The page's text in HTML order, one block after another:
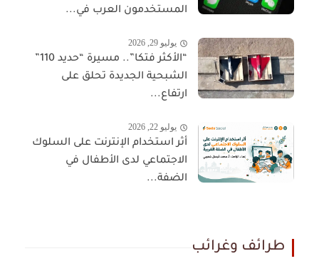
المستخدمون العرب في...
يوليو 29, 2026
“الأكثر فتكا”.. مسيرة “حديد 110”
الشبحية الجديدة تحلق على
ارتفاع...
يوليو 22, 2026
أثر استخدام الإنترنت على السلوك
الاجتماعي لدى الأطفال في
الضفة...
طرائف وغرائب